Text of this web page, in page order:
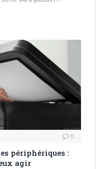
0
périphériques :
agir